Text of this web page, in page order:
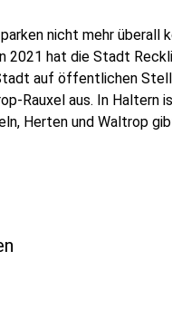
nicht mehr überall
hat die Stadt
auf öffentlichen
Rauxel aus. In Haltern
Herten und Waltrop